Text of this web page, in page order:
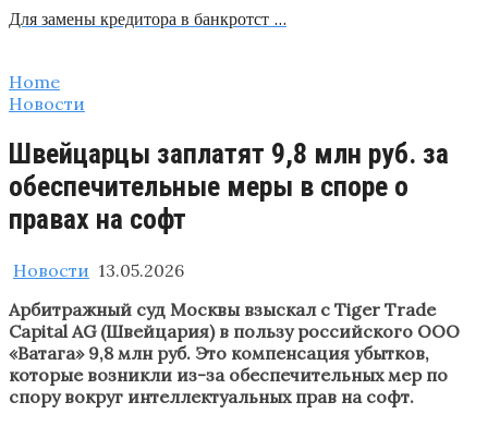
Для замены кредитора в банкротст …
Home
Новости
Швейцарцы заплатят 9,8 млн руб. за
обеспечительные меры в споре о
правах на софт
Новости 13.05.2026
Арбитражный суд Москвы взыскал с Tiger Trade
Capital AG (Швейцария) в пользу российского ООО
«Ватага» 9,8 млн руб. Это компенсация убытков,
которые возникли из-за обеспечительных мер по
спору вокруг интеллектуальных прав на софт.